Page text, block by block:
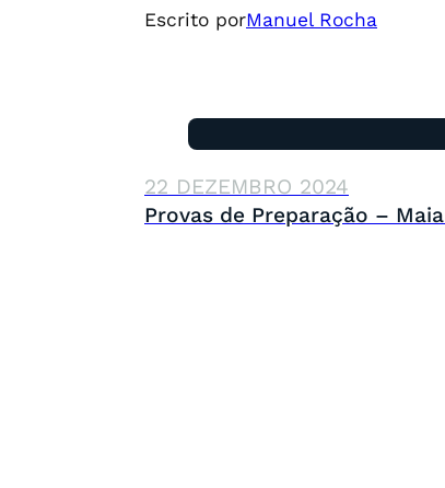
Escrito porManuel Rocha
22 DEZEMBRO 2024
Provas de Preparação –